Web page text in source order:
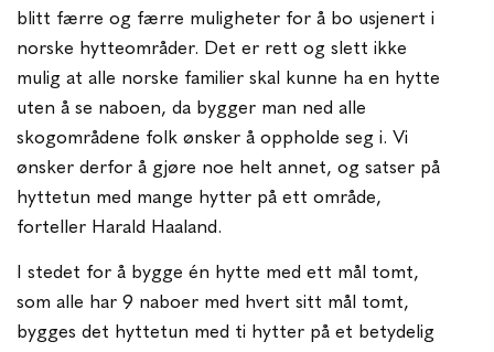
blitt færre og færre muligheter for å bo usjenert i
norske hytteområder. Det er rett og slett ikke
mulig at alle norske familier skal kunne ha en hytte
uten å se naboen, da bygger man ned alle
skogområdene folk ønsker å oppholde seg i. Vi
ønsker derfor å gjøre noe helt annet, og satser på
hyttetun med mange hytter på ett område,
forteller Harald Haaland.
I stedet for å bygge én hytte med ett mål tomt,
som alle har 9 naboer med hvert sitt mål tomt,
bygges det hyttetun med ti hytter på et betydelig